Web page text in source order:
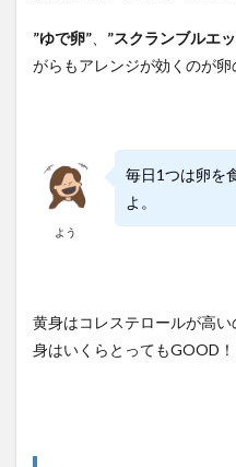
”ゆで卵” ”スクランブルエ
がらもアレンジが効くのが卵
よう
毎日1つは卵を
よ。
黄身はコレステロールが高
身はいくらとってもGOOD！